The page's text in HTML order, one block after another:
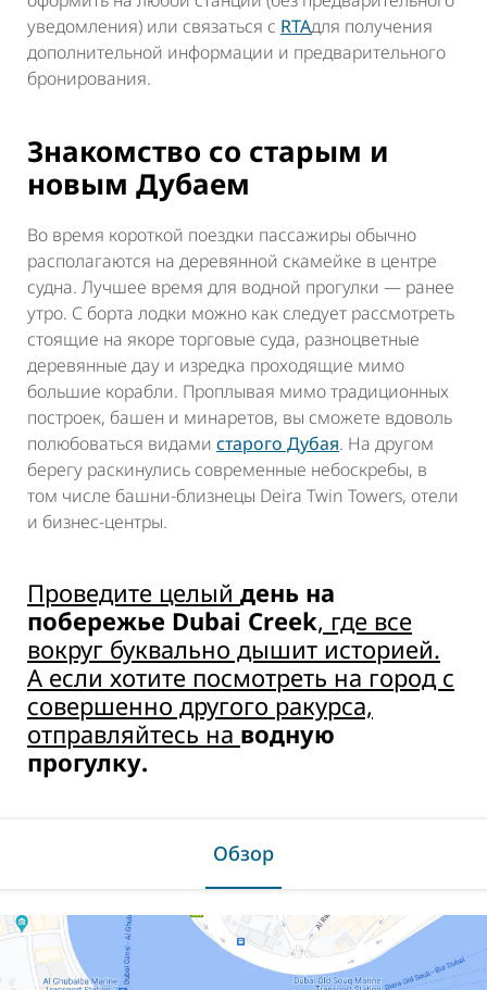
уведомления) или связаться с RTAдля получения
дополнительной информации и предварительного
бронирования.
Знакомство со старым и
новым Дубаем
Во время короткой поездки пассажиры обычно
располагаются на деревянной скамейке в центре
судна. Лучшее время для водной прогулки — ранее
утро. С борта лодки можно как следует рассмотреть
стоящие на якоре торговые суда, разноцветные
деревянные дау и изредка проходящие мимо
большие корабли. Проплывая мимо традиционных
построек, башен и минаретов, вы сможете вдоволь
полюбоваться видами старого Дубая. На другом
берегу раскинулись современные небоскребы, в
том числе башни-близнецы Deira Twin Towers, отели
и бизнес-центры.
Проведите целый день на
побережье Dubai Creek, где все
вокруг буквально дышит историей.
А если хотите посмотреть на город с
совершенно другого ракурса,
отправляйтесь на водную
прогулку.
Обзор